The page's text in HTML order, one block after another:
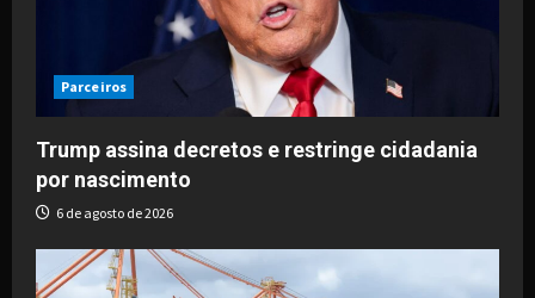
Parceiros
Trump assina decretos e restringe cidadania
por nascimento
6 de agosto de 2026